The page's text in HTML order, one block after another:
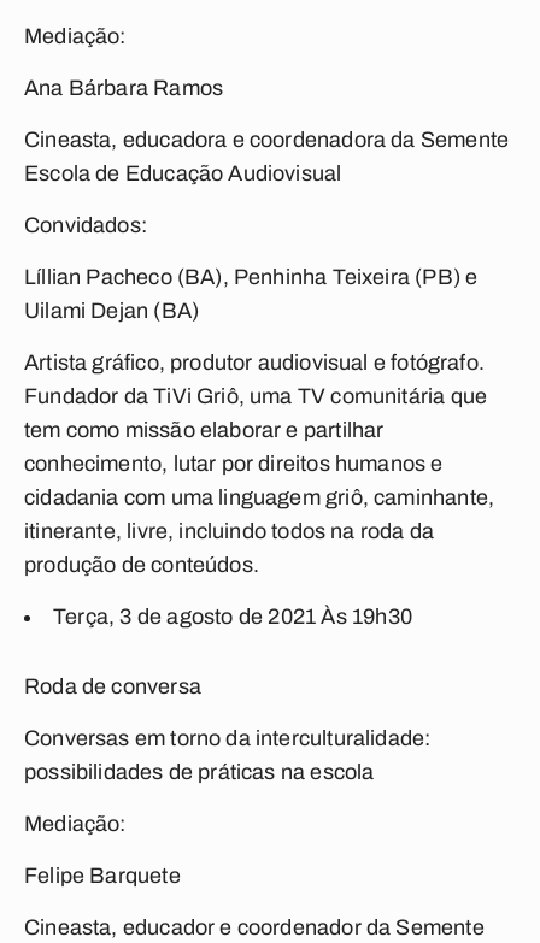
Mediação:
Ana Bárbara Ramos
Cineasta, educadora e coordenadora da Semente
Escola de Educação Audiovisual
Convidados:
Líllian Pacheco (BA), Penhinha Teixeira (PB) e
Uilami Dejan (BA)
Artista gráfico, produtor audiovisual e fotógrafo.
Fundador da TiVi Griô, uma TV comunitária que
tem como missão elaborar e partilhar
conhecimento, lutar por direitos humanos e
cidadania com uma linguagem griô, caminhante,
itinerante, livre, incluindo todos na roda da
produção de conteúdos.
Terça, 3 de agosto de 2021 Às 19h30
Roda de conversa
Conversas em torno da interculturalidade:
possibilidades de práticas na escola
Mediação:
Felipe Barquete
Cineasta, educador e coordenador da Semente